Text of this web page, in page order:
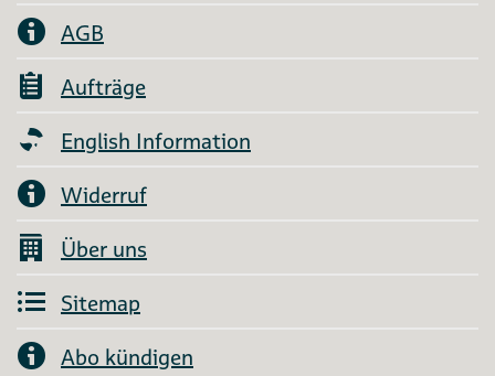
AGB
Aufträge
English Information
Widerruf
Über uns
Sitemap
Abo kündigen